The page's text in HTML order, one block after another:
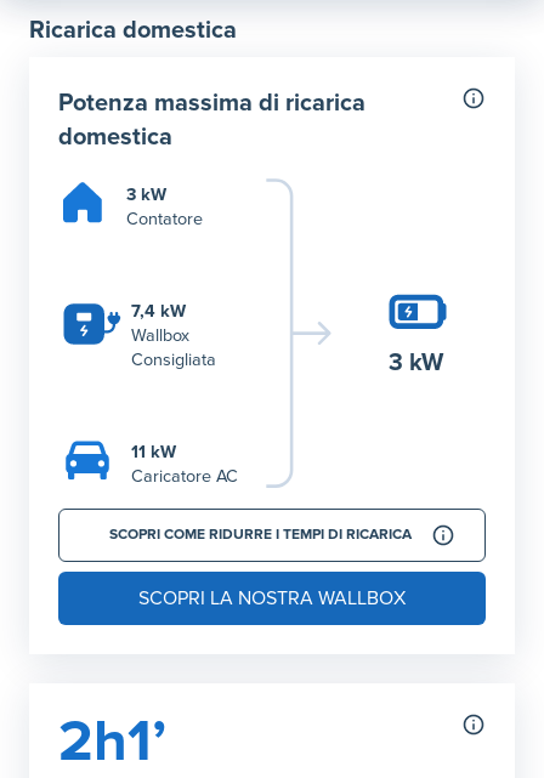
Ricarica domestica
Potenza massima di ricarica
domestica
3 kW
Contatore
7,4 kW
Wallbox
Consigliata
11 kW
Caricatore AC
3 kW
SCOPRI COME RIDURRE I TEMPI DI RICARICA
SCOPRI LA NOSTRA WALLBOX
2h1’